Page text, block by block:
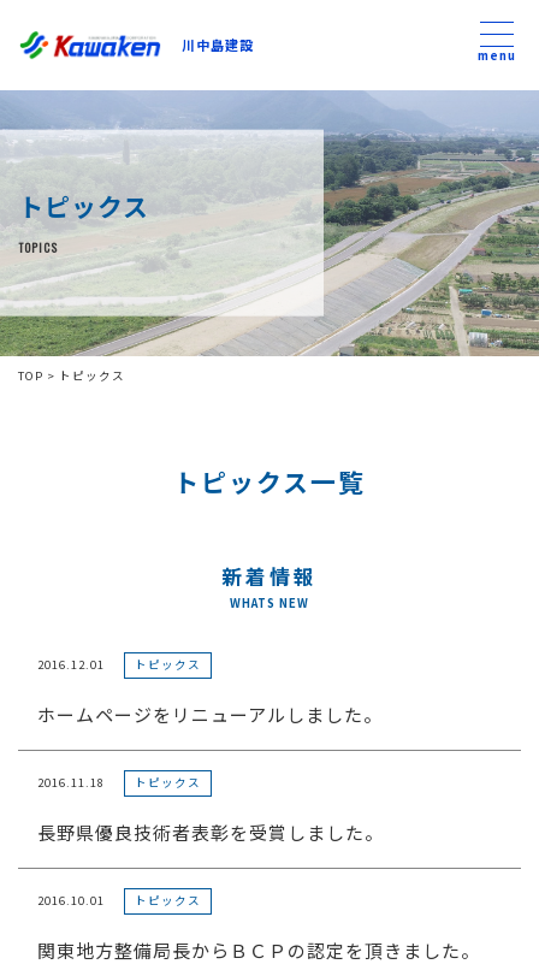
川中島建設
川中島建設
トップ
トピックス
事業内容
私たちについて
お問い合わせ
menu
トピックス
TOPICS
TOP > トピックス
トピックス一覧
新着情報
2016.12.01 トピックス
ホームページをリニューアルしました。
2016.11.18 トピックス
長野県優良技術者表彰を受賞しました。
2016.10.01 トピックス
関東地方整備局長からＢＣＰの認定を頂きました。